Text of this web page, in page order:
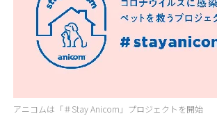
アニコムは「＃Stay Anicom」プロジェクトを開始